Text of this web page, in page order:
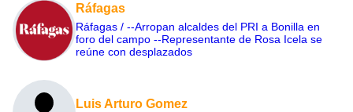
Ráfagas
Ráfagas / --Arropan alcaldes del PRI a Bonilla en
foro del campo --Representante de Rosa Icela se
reúne con desplazados
Luis Arturo Gomez